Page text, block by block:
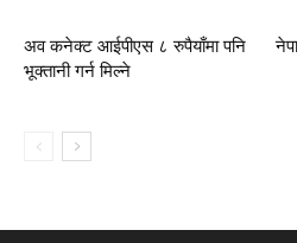
अव कनेक्ट आईपीएस ८ रुपैयाँमा पनि
भूक्तानी गर्न मिल्ने